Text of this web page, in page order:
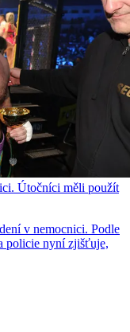
Útočníci měli použít
v nemocnici. Podle
policie nyní zjišťuje,